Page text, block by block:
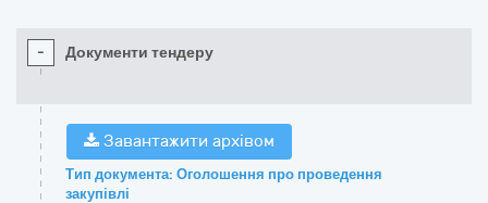
- Документи тендеру
Завантажити архівом
Тип документа: Оголошення про проведення
закупівлі